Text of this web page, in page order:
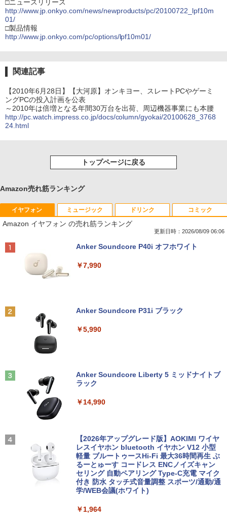
□ニュースリリース
http://www.jp.onkyo.com/news/newproducts/pc/20100722_lpf10m
01/
□製品情報
http://www.jp.onkyo.com/pc/options/lpf10m01/
関連記事
【2010年6月28日】【大河原】オンキヨー、スレートPCやゲーミ
ングPCの投入計画を公表
～2010年は倍増となる年間30万台を出荷、周辺機器事業にも本腰
http://pc.watch.impress.co.jp/docs/column/gyokai/20100628_3768
24.html
トップページに戻る
Amazon売れ筋ランキング
イヤフォン
Amazon イヤフォン の売れ筋ランキング
更新日時：2026/08/09 06:06
Anker Soundcore P40i オフホワイト
￥7,990
Anker Soundcore P31i ブラック
￥5,990
Anker Soundcore Liberty 5 ミッドナイトブ
ラック
￥14,990
【2026年アップグレード版】AOKIMI ワイヤ
レスイヤホン bluetooth イヤホン V12 小型
軽量 ブルートゥースHi-Fi 最大36時間再生 ぶ
るーとゅーす コードレス ENCノイズキャン
セリング 自動ペアリング Type-C充電 マイク
付き 防水 タッチ式音量調整 スポーツ/通勤/通
学/WEB会議(ホワイト)
￥1,964
ミュージック ドリンク コミック